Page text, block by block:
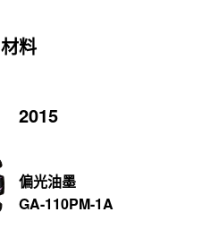
材料
2015
偏光油墨
GA-110PM-1A